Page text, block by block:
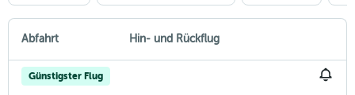
Abfahrt Hin- und Rückflug
Günstigster Flug